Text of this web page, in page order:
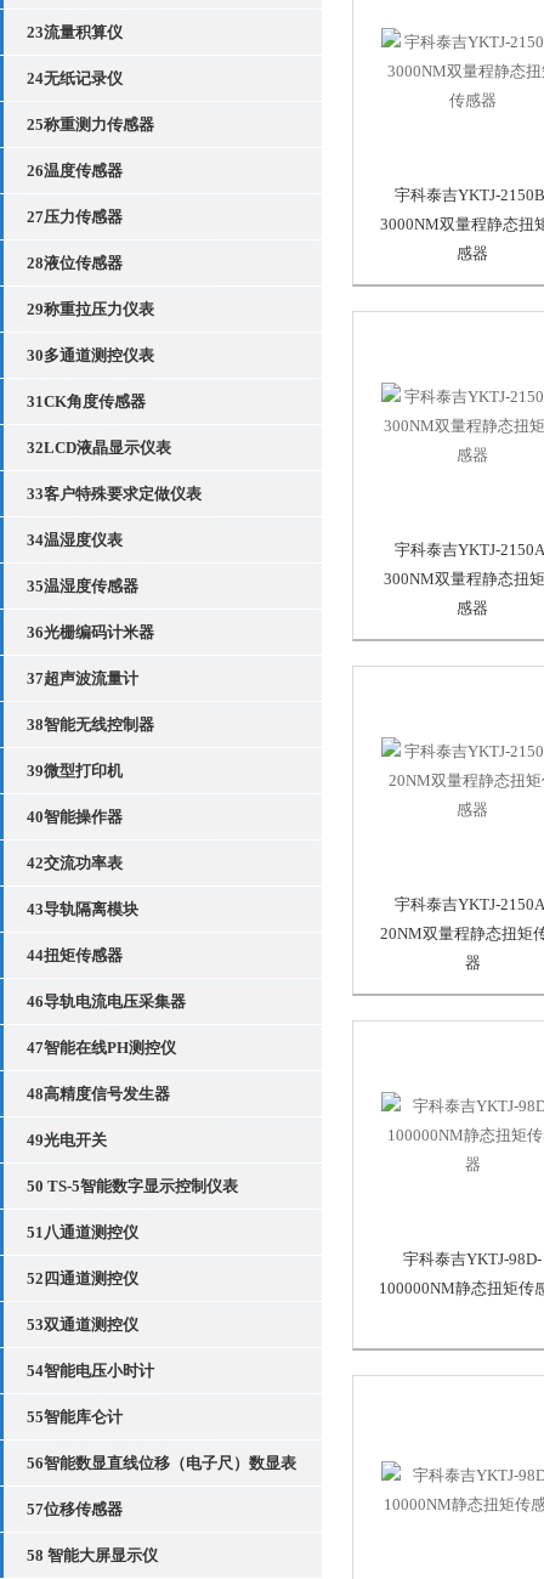
23流量积算仪
24无纸记录仪
25称重测力传感器
26温度传感器
27压力传感器
28液位传感器
29称重拉压力仪表
30多通道测控仪表
31CK角度传感器
32LCD液晶显示仪表
33客户特殊要求定做仪表
34温湿度仪表
35温湿度传感器
36光栅编码计米器
37超声波流量计
38智能无线控制器
39微型打印机
40智能操作器
42交流功率表
43导轨隔离模块
44扭矩传感器
46导轨电流电压采集器
47智能在线PH测控仪
48高精度信号发生器
49光电开关
50 TS-5智能数字显示控制仪表
51八通道测控仪
52四通道测控仪
53双通道测控仪
54智能电压小时计
55智能库仑计
56智能数显直线位移（电子尺）数显表
57位移传感器
58 智能大屏显示仪
宇科泰吉YKTJ-
3000NM双量程静态扭
感器
宇科泰吉YKTJ-
300NM双量程静态扭
感器
宇科泰吉YKTJ-
20NM双量程静态扭矩
器
宇科泰吉YKTJ-98D-
100000NM静态扭矩传